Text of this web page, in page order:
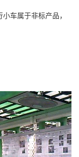
车属于非标产品，